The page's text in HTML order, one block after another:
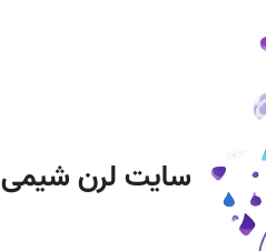
سایت لرن شیمی